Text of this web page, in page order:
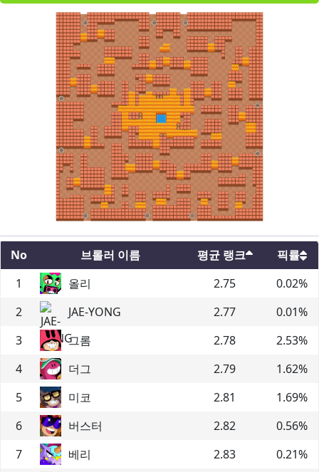
No 브롤러 이름 평균 랭크
픽률
1
올리 2.75 0.02%
2
JAE-YONG 2.77 0.01%
3
그롬 2.78 2.53%
4
더그 2.79 1.62%
5
미코 2.81 1.69%
6
버스터 2.82 0.56%
7
베리 2.83 0.21%